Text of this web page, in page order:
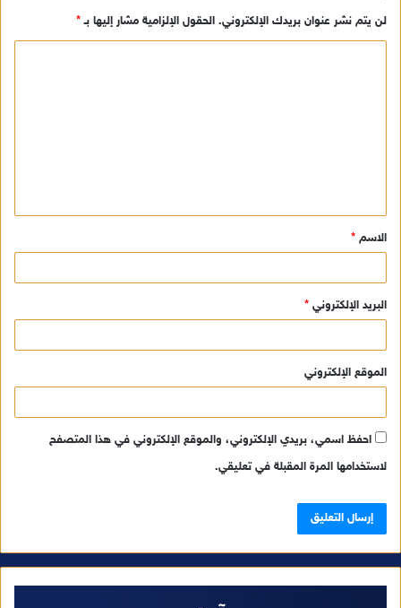
لن يتم نشر عنوان بريدك الإلكتروني. الحقول الإلزامية مشار إليها بـ*
ق
*
الاسم *
البريد الإلكتروني *
الموقع الإلكتروني
احفظ اسمي، بريدي الإلكتروني، والموقع الإلكتروني في هذا المتصفح
لاستخدامها المرة المقبلة في تعليقي.